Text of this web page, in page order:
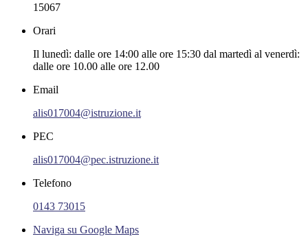
15067
Orari
Il lunedì: dalle ore 14:00 alle ore 15:30 dal martedì al venerdì:
dalle ore 10.00 alle ore 12.00
Email
alis017004@istruzione.it
PEC
alis017004@pec.istruzione.it
Telefono
0143 73015
Naviga su Google Maps